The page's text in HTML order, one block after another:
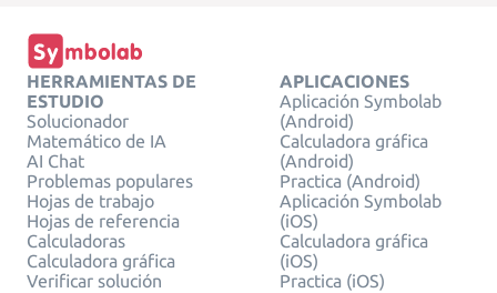
HERRAMIENTAS DE
ESTUDIO
Solucionador
Matemático de IA
AI Chat
Problemas populares
Hojas de trabajo
Hojas de referencia
Calculadoras
Calculadora gráfica
Verificar solución
APLICACIONES
Aplicación Symbolab
(Android)
Calculadora gráfica
(Android)
Practica (Android)
Aplicación Symbolab
(iOS)
Calculadora gráfica
(iOS)
Practica (iOS)